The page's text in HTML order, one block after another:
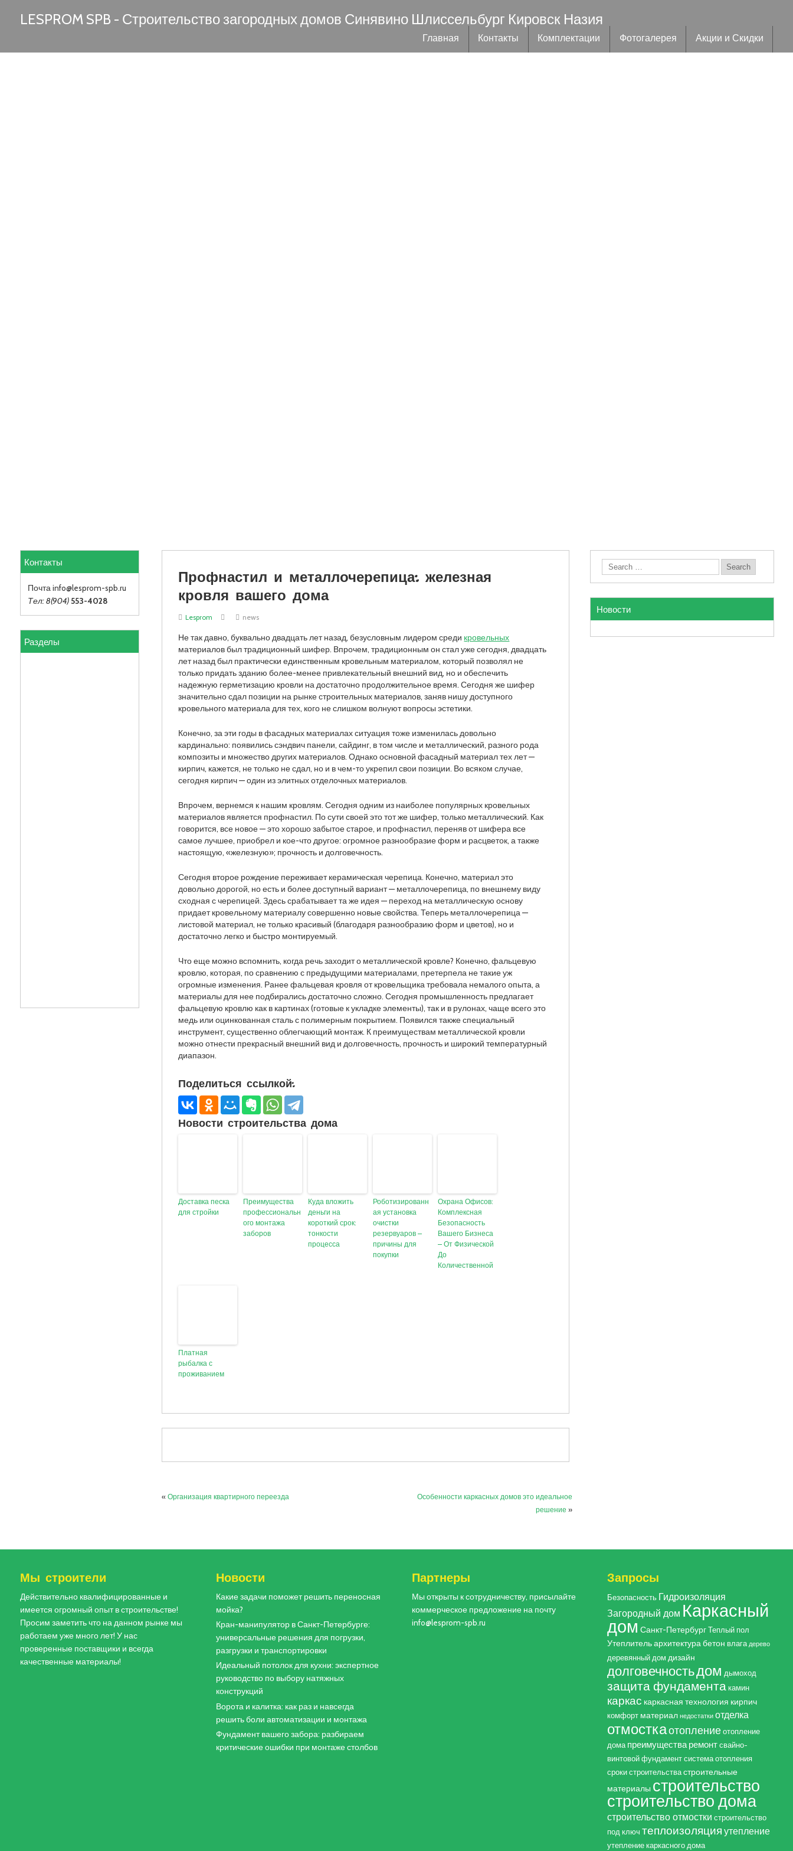
LESPROM SPB - Строительство загородных домов Синявино Шлиссельбург Кировск Назия
Главная Контакты Комплектации Фотогалерея Акции и Скидки
Профнастил и металлочерепица: железная
кровля вашего дома
Lesprom news
Не так давно, буквально двадцать лет назад, безусловным лидером среди кровельных
материалов был традиционный шифер. Впрочем, традиционным он стал уже сегодня, двадцать
лет назад был практически единственным кровельным материалом, который позволял не
только придать зданию более-менее привлекательный внешний вид, но и обеспечить
надежную герметизацию кровли на достаточно продолжительное время. Сегодня же шифер
значительно сдал позиции на рынке строительных материалов, заняв нишу доступного
кровельного материала для тех, кого не слишком волнуют вопросы эстетики.
Конечно, за эти годы в фасадных материалах ситуация тоже изменилась довольно
кардинально: появились сэндвич панели, сайдинг, в том числе и металлический, разного рода
композиты и множество других материалов. Однако основной фасадный материал тех лет —
кирпич, кажется, не только не сдал, но и в чем-то укрепил свои позиции. Во всяком случае,
сегодня кирпич — один из элитных отделочных материалов.
Впрочем, вернемся к нашим кровлям. Сегодня одним из наиболее популярных кровельных
материалов является профнастил. По сути своей это тот же шифер, только металлический. Как
говорится, все новое — это хорошо забытое старое, и профнастил, переняв от шифера все
самое лучшее, приобрел и кое-что другое: огромное разнообразие форм и расцветок, а также
настоящую, «железную»; прочность и долговечность.
Сегодня второе рождение переживает керамическая черепица. Конечно, материал это
довольно дорогой, но есть и более доступный вариант — металлочерепица, по внешнему виду
сходная с черепицей. Здесь срабатывает та же идея — переход на металлическую основу
придает кровельному материалу совершенно новые свойства. Теперь металлочерепица —
листовой материал, не только красивый (благодаря разнообразию форм и цветов), но и
достаточно легко и быстро монтируемый.
Что еще можно вспомнить, когда речь заходит о металлической кровле? Конечно, фальцевую
кровлю, которая, по сравнению с предыдущими материалами, претерпела не такие уж
огромные изменения. Ранее фальцевая кровля от кровельщика требовала немалого опыта, а
материалы для нее подбирались достаточно сложно. Сегодня промышленность предлагает
фальцевую кровлю как в картинах (готовые к укладке элементы), так и в рулонах, чаще всего это
медь или оцинкованная сталь с полимерным покрытием. Появился также специальный
инструмент, существенно облегчающий монтаж. К преимуществам металлической кровли
можно отнести прекрасный внешний вид и долговечность, прочность и широкий температурный
диапазон.
Поделиться ссылкой:
Новости строительства дома
Доставка песка
для стройки
Преимущества
профессиональн
ого монтажа
заборов
Куда вложить
деньги на
короткий срок:
тонкости
процесса
Роботизированн
ая установка
очистки
резервуаров –
причины для
покупки
Охрана Офисов:
Комплексная
Безопасность
Вашего Бизнеса
– От Физической
До
Количественной
Платная
рыбалка с
проживанием
« Организация квартирного переезда
Особенности каркасных домов это идеальное
решение »
Новости
Контакты
Почта info@lesprom-spb.ru
Тел: 8(904) 553-4028
Разделы
Мы строители
Действительно квалифицированные и
имеется огромный опыт в строительстве!
Просим заметить что на данном рынке мы
работаем уже много лет! У нас
проверенные поставщики и всегда
качественные материалы!
Новости
Какие задачи поможет решить переносная
мойка?
Кран-манипулятор в Санкт-Петербурге:
универсальные решения для погрузки,
разгрузки и транспортировки
Идеальный потолок для кухни: экспертное
руководство по выбору натяжных
конструкций
Ворота и калитка: как раз и навсегда
решить боли автоматизации и монтажа
Фундамент вашего забора: разбираем
критические ошибки при монтаже столбов
Партнеры
Мы открыты к сотрудничеству, присылайте
коммерческое предложение на почту
info@lesprom-spb.ru
Запросы
Безопасность Гидроизоляция
Загородный дом Каркасный
дом Санкт-Петербург Теплый пол
Утеплительархитектурабетон влага дерево
деревянный дом дизайн
долговечностьдом дымоход
защита фундамента камин
каркас каркасная технология кирпич
комфорт материал недостатки отделка
отмосткаотопление отопление
дома преимущества ремонт свайно-
винтовой фундамент система отопления
сроки строительства строительные
материалы строительство
строительство дома
строительство отмостки строительство
под ключ теплоизоляция утепление
утепление каркасного дома